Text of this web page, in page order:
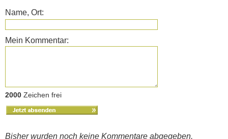
Name, Ort:
Mein Kommentar:
2000 Zeichen frei
Bisher wurden noch keine Kommentare abgegeben.